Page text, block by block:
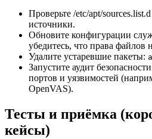
Проверьте /etc/apt/
источники.
Обновите конфигурации
убедитесь, что права файлов
Удалите устаревшие пакеты:
Запустите аудит
портов и уязвимостей
OpenVAS).
Тесты и приёмка
кейсы)